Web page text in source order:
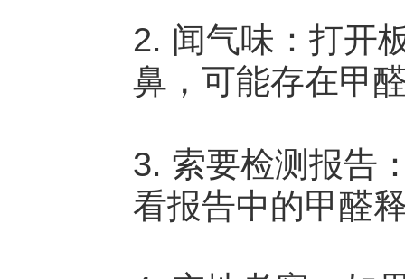
2. 闻气味：打开
鼻，可能存在甲
3. 索要检测报告
看报告中的甲醛